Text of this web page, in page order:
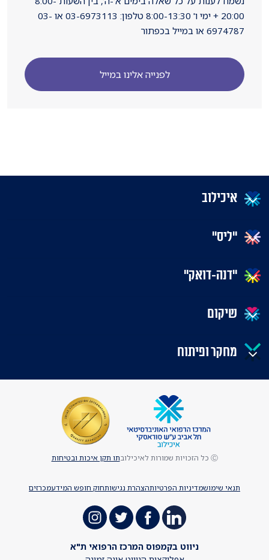
20:00 + ימי ו' 8:00-13:30 טלפון: 03-6973113 או 03-
6974787 או במייל בכפתור
לפנייה אלינו במייל
איכילוב
"ליס"
"דנה-דואק"
שיקום
מחקר ופיתוח
תנאי שימושמדיניות הפרטיותהצהרת נגישותחוק חופש המידעמכרזים
Ⓒ כל הזכויות שמורות לאיכילוב תו תקן איכות ובטיחות
ניווט בקמפוס המרכז הרפואי ת"א